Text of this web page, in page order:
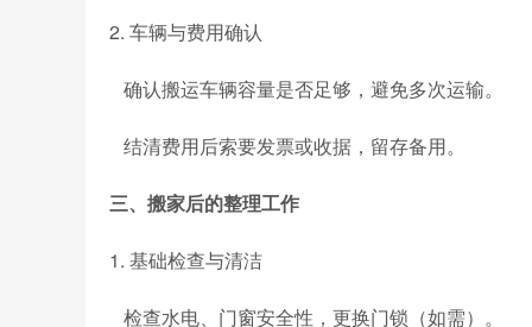
2. 车辆与费用确认
确认搬运车辆容量是否足够，避免多次运输。
结清费用后索要发票或收据，留存备用。
三、搬家后的整理工作
1. 基础检查与清洁
检查水电、门窗安全性，更换门锁（如需）。